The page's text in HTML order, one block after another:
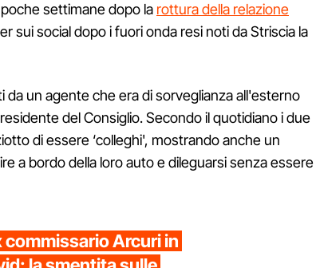
settimane dopo la rottura della relazione
sui social dopo i fuori onda resi noti da Striscia la
da un agente che era di sorveglianza all'esterno
del Consiglio. Secondo il quotidiano i due
di essere ‘colleghi', mostrando anche un
a bordo della loro auto e dileguarsi senza essere
Arcuri in